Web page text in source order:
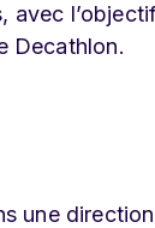
avec
Decathlon.
une direction